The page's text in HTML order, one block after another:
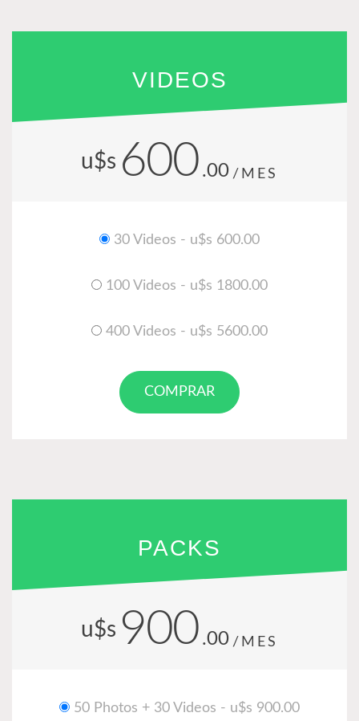
VIDEOS
u$s 600 .00 /MES
30 Videos - u$s 600.00
100 Videos - u$s 1800.00
400 Videos - u$s 5600.00
COMPRAR
PACKS
u$s 900 .00 /MES
50 Photos + 30 Videos - u$s 900.00